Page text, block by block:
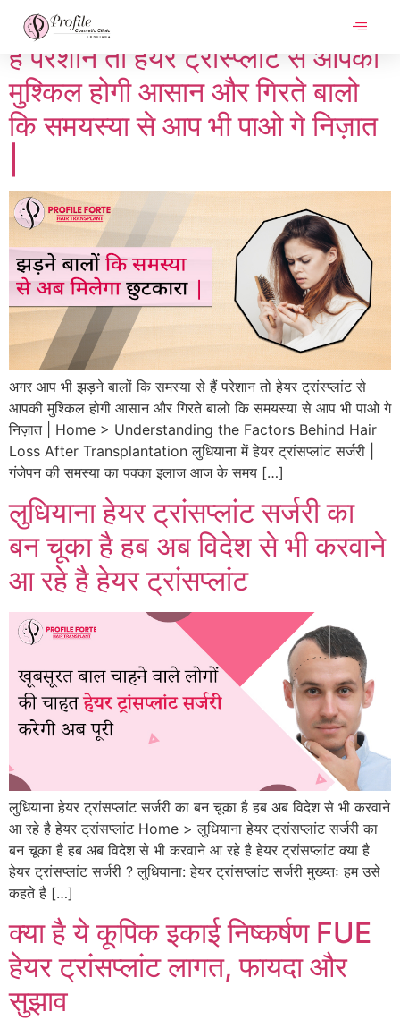
अगर आप भी झड़ने बालों कि समस्या से
हैं परेशान तो हेयर ट्रांस्प्लांट से आपकी
मुश्किल होगी आसान और गिरते बालो
कि समयस्या से आप भी पाओ गे निज़ात
अगर आप भी झड़ने बालों कि समस्या से हैं परेशान तो हेयर ट्रांस्प्लांट से
आपकी मुश्किल होगी आसान और गिरते बालो कि समयस्या से आप भी पाओ गे
निज़ात | Home > Understanding the Factors Behind Hair
Loss After Transplantation लुधियाना में हेयर ट्रांसप्लांट सर्जरी |
गंजेपन की समस्या का पक्का इलाज आज के समय […]
लुधियाना हेयर ट्रांसप्लांट सर्जरी का
बन चूका है हब अब विदेश से भी करवाने
आ रहे है हेयर ट्रांसप्लांट
लुधियाना हेयर ट्रांसप्लांट सर्जरी का बन चूका है हब अब विदेश से भी करवाने
आ रहे है हेयर ट्रांसप्लांट Home > लुधियाना हेयर ट्रांसप्लांट सर्जरी का
बन चूका है हब अब विदेश से भी करवाने आ रहे है हेयर ट्रांसप्लांट क्या है
हेयर ट्रांसप्लांट सर्जरी ? लुधियाना: हेयर ट्रांसप्लांट सर्जरी मुख्य्तः हम उसे
कहते है […]
क्या है ये कूपिक इकाई निष्कर्षण FUE
हेयर ट्रांसप्लांट लागत, फायदा और
सुझाव